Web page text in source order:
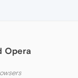
Opera